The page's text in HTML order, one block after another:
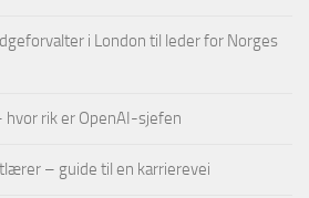
i London til leder for Norges
rik er OpenAI-sjefen
– guide til en karrierevei